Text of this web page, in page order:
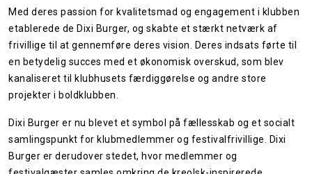
Med deres passion for kvalitetsmad og engagement i klubben
etablerede de Dixi Burger, og skabte et stærkt netværk af
frivillige til at gennemføre deres vision. Deres indsats førte til
en betydelig succes med et økonomisk overskud, som blev
kanaliseret til klubhusets færdiggørelse og andre store
projekter i boldklubben.
Dixi Burger er nu blevet et symbol på fællesskab og et socialt
samlingspunkt for klubmedlemmer og festivalfrivillige. Dixi
Burger er derudover stedet, hvor medlemmer og